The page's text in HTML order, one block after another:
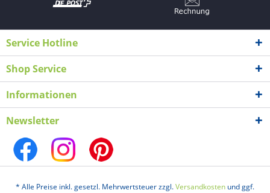
Service Hotline
Shop Service
Informationen
Newsletter
* Alle Preise inkl. gesetzl. Mehrwertsteuer zzgl.Versandkosten und ggf.